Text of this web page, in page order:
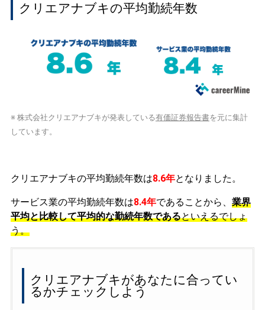
クリエアナブキの平均勤続年数
※ 株式会社クリエアナブキが発表している有価証券報告書を元に集計
しています。
クリエアナブキの平均勤続年数は8.6年となりました。
サービス業の平均勤続年数は8.4年であることから、 業界
平均と比較して平均的な勤続年数であるといえるでしょ
う。
クリエアナブキがあなたに合ってい
るかチェックしよう